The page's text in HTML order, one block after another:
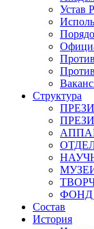
Устав
Структура
ФОНД
Состав
История